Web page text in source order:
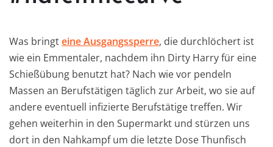
Was bringteine Ausgangssperre, die durchlöchert ist
wie ein Emmentaler, nachdem ihn Dirty Harry für eine
Schießübung benutzt hat? Nach wie vor pendeln
Massen an Berufstätigen täglich zur Arbeit, wo sie auf
andere eventuell infizierte Berufstätige treffen. Wir
gehen weiterhin in den Supermarkt und stürzen uns
dort in den Nahkampf um die letzte Dose Thunfisch